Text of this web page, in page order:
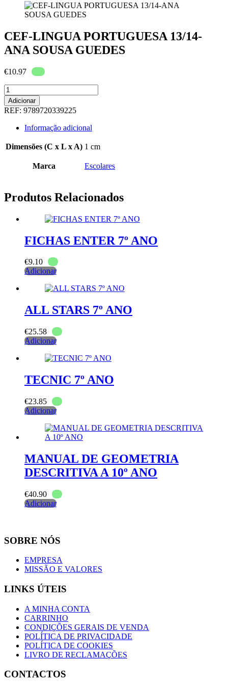
CEF-LINGUA PORTUGUESA 13/14-
ANA SOUSA GUEDES
€10.97
Quantidade
de
CEF-
LINGUA
PORTUGUESA
ANA
GUEDES
Adicionar
REF: 9789720339225
Informação adicional
Dimensões (C x L x A) 1 cm
Marca Escolares
Produtos Relacionados
FICHAS ENTER 7º ANO
€9.10
Adicionar
ALL STARS 7º ANO
€25.58
Adicionar
TECNIC 7º ANO
€23.85
Adicionar
MANUAL DE GEOMETRIA
DESCRITIVA A 10º ANO
€40.90
Adicionar
SOBRE NÓS
EMPRESA
MISSÃO E VALORES
LINKS ÚTEIS
A MINHA CONTA
CARRINHO
CONDIÇÕES GERAIS DE VENDA
POLÍTICA DE PRIVACIDADE
POLÍTICA DE COOKIES
LIVRO DE RECLAMAÇÕES
CONTACTOS